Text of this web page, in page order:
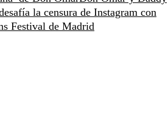
la censura de Instagram con
Festival de Madrid